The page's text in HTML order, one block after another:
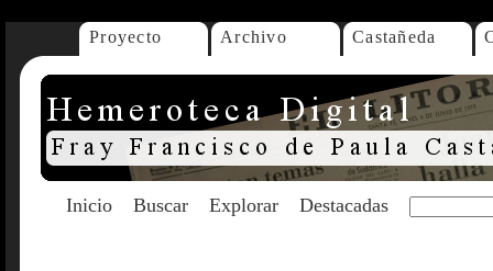
Proyecto Archivo Castañeda
Inicio Buscar Explorar Destacadas